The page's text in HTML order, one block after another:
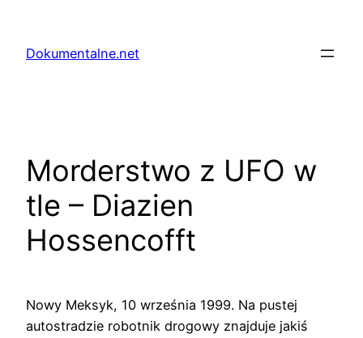
treściDokumentalne.net
Morderstwo z UFO w
tle – Diazien
Hossencofft
Nowy Meksyk, 10 września 1999. Na pustej
autostradzie robotnik drogowy znajduje jakiś